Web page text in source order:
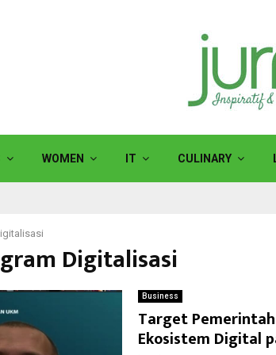
WOMEN IT CULINARY
Digitalisasi
Business
Target
Ekosistem Digital